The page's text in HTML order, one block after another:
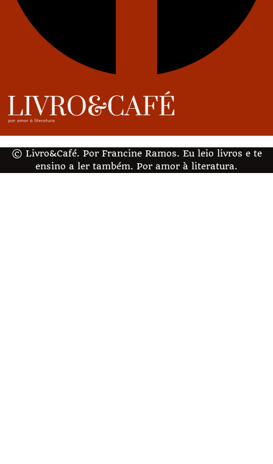
© Livro&Café. Por Francine Ramos. Eu leio livros e te
ensino a ler também. Por amor à literatura.